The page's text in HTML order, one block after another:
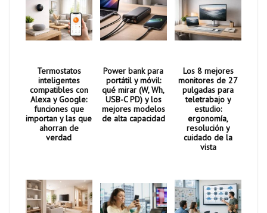
Termostatos
inteligentes
compatibles con
Alexa y Google:
funciones que
importan y las que
ahorran de
verdad
Power bank para
portátil y móvil:
qué mirar (W, Wh,
USB-C PD) y los
mejores modelos
de alta capacidad
Los 8 mejores
monitores de 27
pulgadas para
teletrabajo y
estudio:
ergonomía,
resolución y
cuidado de la
vista